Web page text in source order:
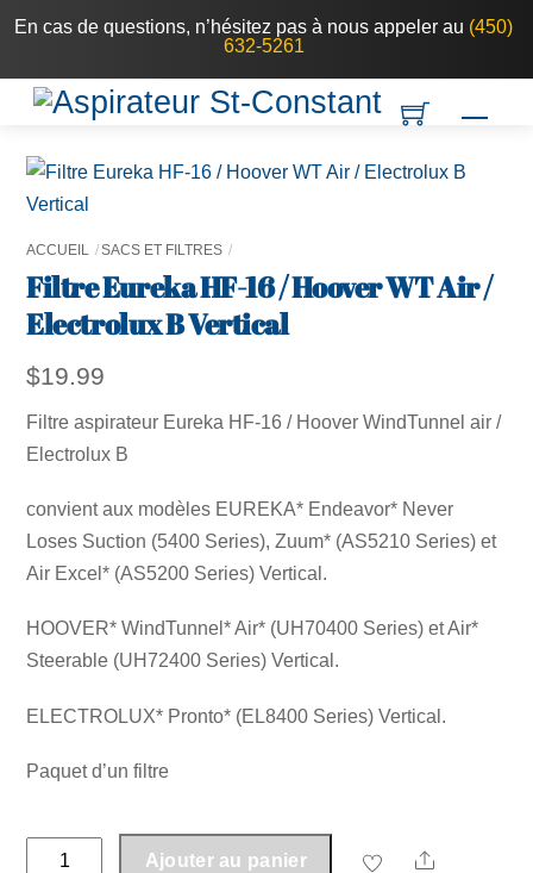
Skip
content
En cas de questions, n’hésitez pas à nous appeler au (450)
632-5261
Menu
ACCUEIL SACS ET FILTRES
Filtre Eureka HF-16 / Hoover WT Air /
Electrolux B Vertical
$19.99
Filtre aspirateur Eureka HF-16 / Hoover WindTunnel air /
Electrolux B
convient aux modèles EUREKA* Endeavor* Never
Loses Suction (5400 Series), Zuum* (AS5210 Series) et
Air Excel* (AS5200 Series) Vertical.
HOOVER* WindTunnel* Air* (UH70400 Series) et Air*
Steerable (UH72400 Series) Vertical.
ELECTROLUX* Pronto* (EL8400 Series) Vertical.
Paquet d’un filtre
quantité
Ajouter au panier Share